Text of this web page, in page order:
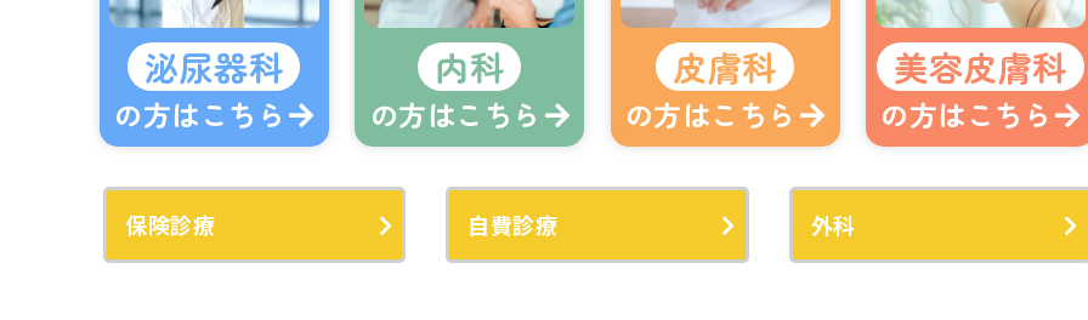
泌尿器科
の方はこちら
内科
の方はこちら
皮膚科
の方はこちら
美容皮膚科
の方はこちら
保険診療 自費診療 外科